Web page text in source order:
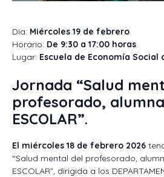
Día: Miércoles 19 de febrero.
Horario: De 9:30 a 17:00 horas.
Lugar: Escuela de Economía Social
Jornada “Salud
profesorado,
ESCOLAR”.
El miércoles 18 de febrero 2026
“Salud mental del profesorado,
ESCOLAR”, dirigida a los